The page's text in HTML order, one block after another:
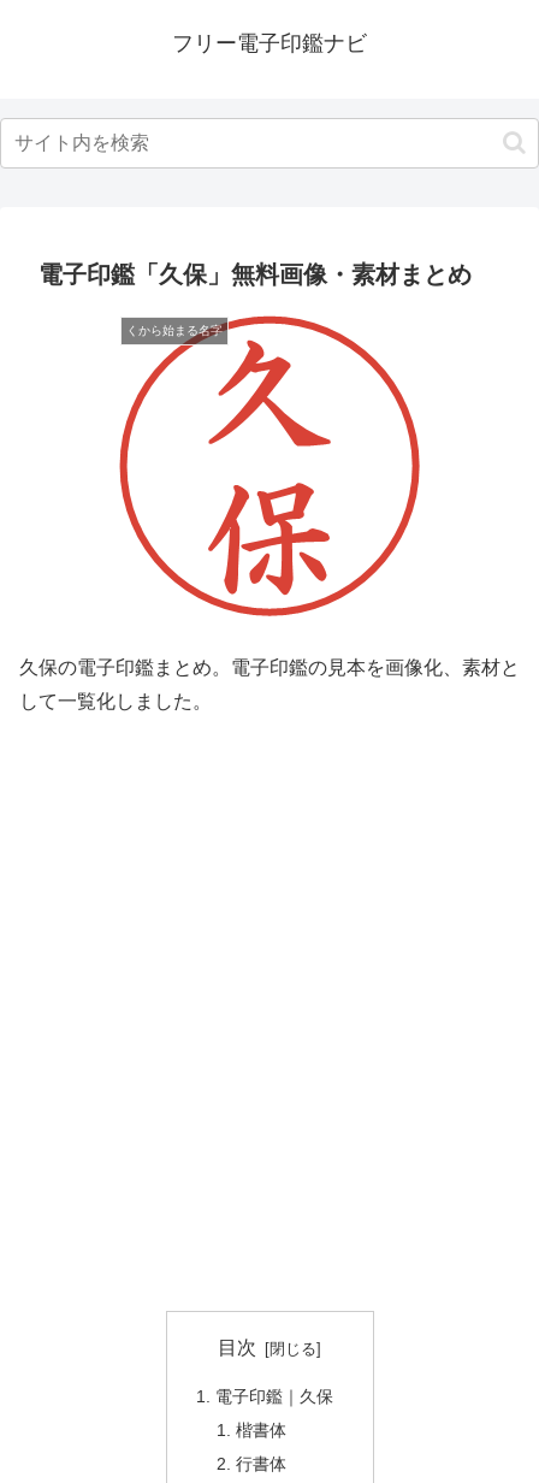
フリー電子印鑑ナビ
電子印鑑「久保」無料画像・素材まとめ
くから始まる名字
久保の電子印鑑まとめ。電子印鑑の見本を画像化、素材と
して一覧化しました。
目次
電子印鑑｜久保
楷書体
行書体